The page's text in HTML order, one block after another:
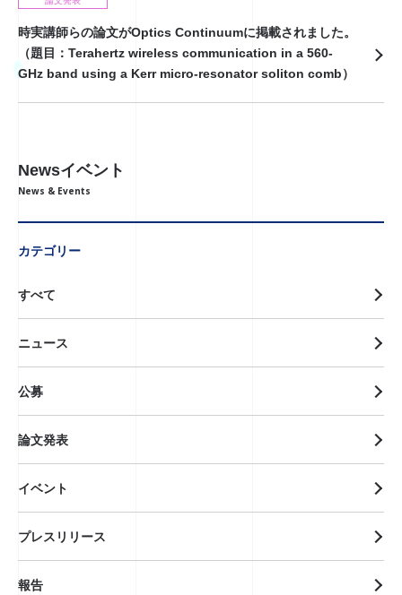
時実講師らの論文がOptics Continuumに掲載されました。
（題目：Terahertz wireless communication in a 560-
GHz band using a Kerr micro-resonator soliton comb）
Newsイベント
News & Events
カテゴリー
すべて
ニュース
公募
論文発表
イベント
プレスリリース
報告